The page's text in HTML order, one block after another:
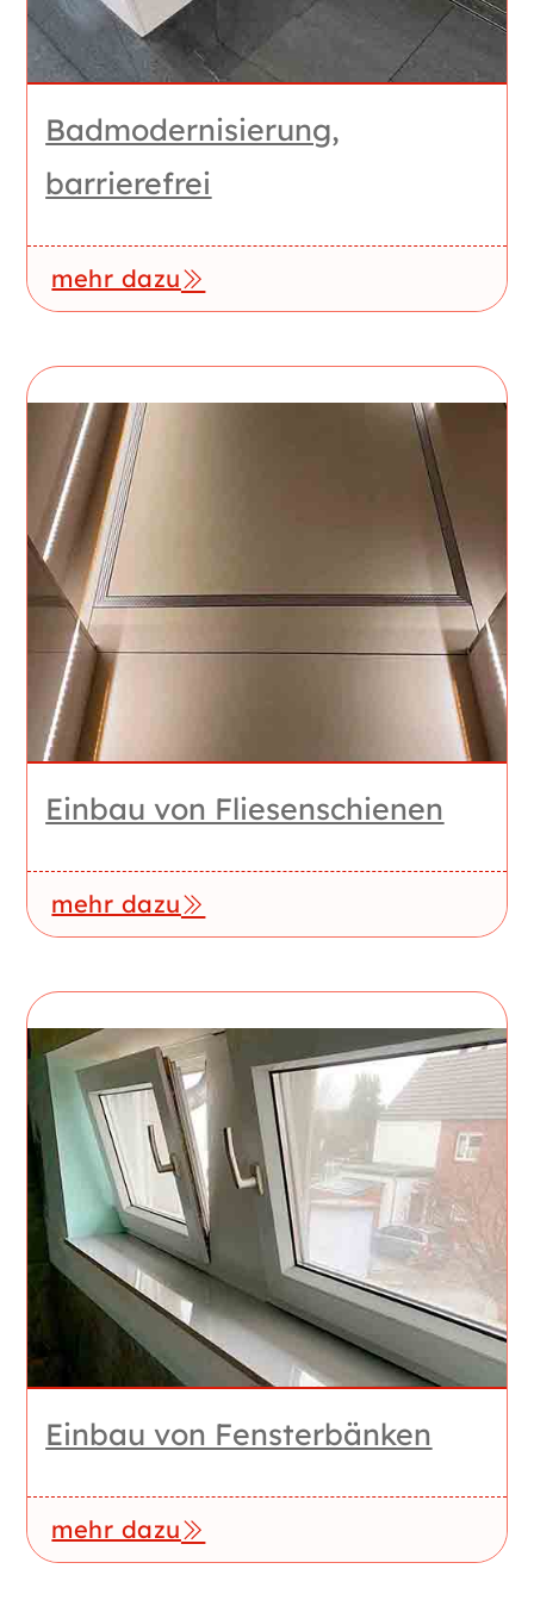
Bad­modernisierung,
barrierefrei
mehr dazu
Einbau von Fliesenschienen
mehr dazu
Einbau von Fensterbänken
mehr dazu